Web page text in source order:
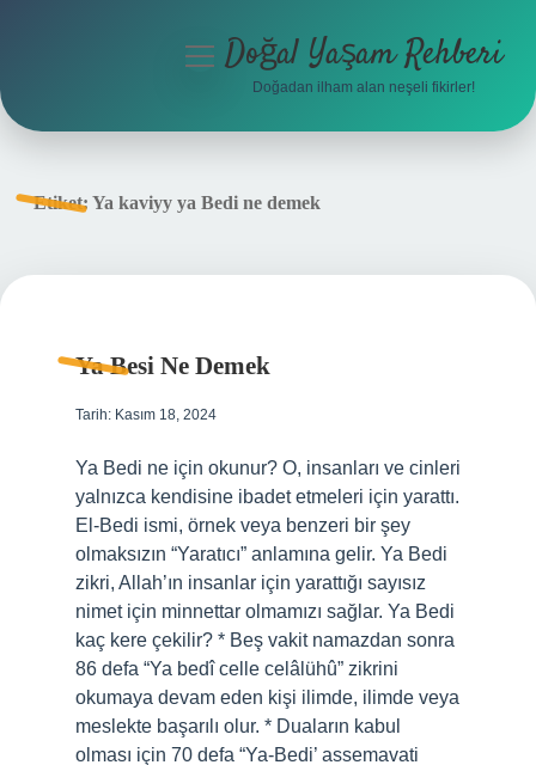
menüyüDoğal Yaşam Rehberi
Doğadan ilham alan neşeli fikirler!
Etiket: Ya kaviyy ya Bedi ne demek
Ya Besi Ne Demek
Tarih: Kasım 18, 2024
Ya Bedi ne için okunur? O, insanları ve cinleri
yalnızca kendisine ibadet etmeleri için yarattı.
El-Bedi ismi, örnek veya benzeri bir şey
olmaksızın “Yaratıcı” anlamına gelir. Ya Bedi
zikri, Allah’ın insanlar için yarattığı sayısız
nimet için minnettar olmamızı sağlar. Ya Bedi
kaç kere çekilir? * Beş vakit namazdan sonra
86 defa “Ya bedî celle celâlühû” zikrini
okumaya devam eden kişi ilimde, ilimde veya
meslekte başarılı olur. * Duaların kabul
olması için 70 defa “Ya-Bedi’ assemavati